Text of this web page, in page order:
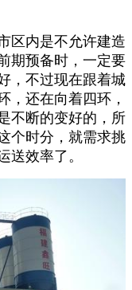
区内是不允许建造
期预备时，一定要
，不过现在跟着城
，还在向着四环，
不断的变好的，所
个时分，就需求挑
送效率了。